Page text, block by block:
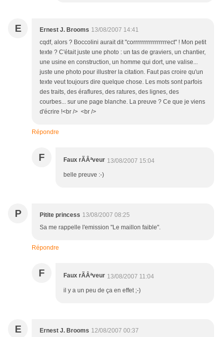
E Ernest J. Brooms 13/08/2007 14:41
cqdf, alors ? Boccolini aurait dit "corrrrrrrrrrrrrrrrrect" ! Mon petit
texte ? C'était juste une photo : un tas de graviers, un chantier,
une usine en construction, un homme qui dort, une valise...
juste une photo pour illustrer la citation. Faut pas croire qu'un
texte veut toujours dire quelque chose. Les mots sont parfois
des traits, des éraflures, des ratures, des lignes, des
courbes... sur une page blanche. La preuve ? Ce que je viens
d'écrire !<br /> <br />
Répondre
F Faux rÃÂªveur 13/08/2007 15:04
belle preuve :-)
P Pitite princess 13/08/2007 08:25
Sa me rappelle l'emission "Le maillon faible".
Répondre
F Faux rÃÂªveur 13/08/2007 11:04
il y a un peu de ça en effet ;-)
E Ernest J. Brooms 12/08/2007 00:37